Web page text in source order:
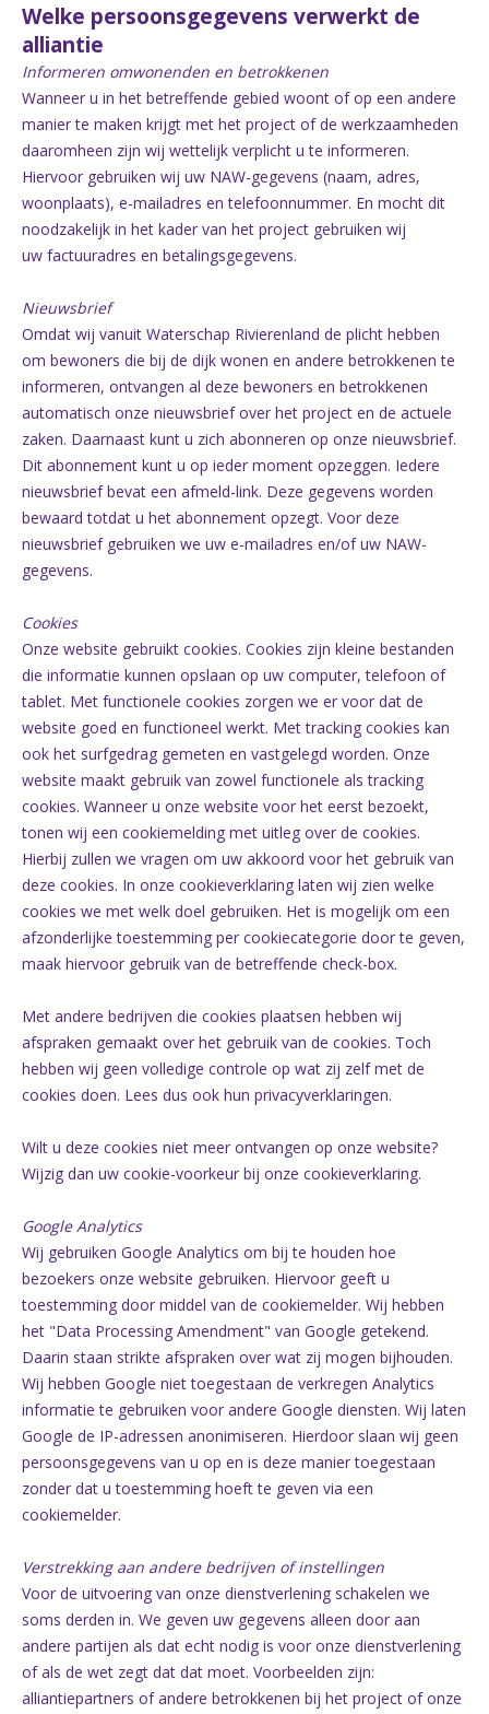
Welke persoonsgegevens verwerkt de
alliantie
Informeren omwonenden en betrokkenen
Wanneer u in het betreffende gebied woont of op een andere
manier te maken krijgt met het project of de werkzaamheden
daaromheen zijn wij wettelijk verplicht u te informeren.
Hiervoor gebruiken wij uw NAW-gegevens (naam, adres,
woonplaats), e-mailadres en telefoonnummer. En mocht dit
noodzakelijk in het kader van het project gebruiken wij
uw factuuradres en betalingsgegevens.
Nieuwsbrief
Omdat wij vanuit Waterschap Rivierenland de plicht hebben
om bewoners die bij de dijk wonen en andere betrokkenen te
informeren, ontvangen al deze bewoners en betrokkenen
automatisch onze nieuwsbrief over het project en de actuele
zaken. Daarnaast kunt u zich abonneren op onze nieuwsbrief.
Dit abonnement kunt u op ieder moment opzeggen. Iedere
nieuwsbrief bevat een afmeld-link. Deze gegevens worden
bewaard totdat u het abonnement opzegt. Voor deze
nieuwsbrief gebruiken we uw e-mailadres en/of uw NAW-
gegevens.
Cookies
Onze website gebruikt cookies. Cookies zijn kleine bestanden
die informatie kunnen opslaan op uw computer, telefoon of
tablet. Met functionele cookies zorgen we er voor dat de
website goed en functioneel werkt. Met tracking cookies kan
ook het surfgedrag gemeten en vastgelegd worden. Onze
website maakt gebruik van zowel functionele als tracking
cookies. Wanneer u onze website voor het eerst bezoekt,
tonen wij een cookiemelding met uitleg over de cookies.
Hierbij zullen we vragen om uw akkoord voor het gebruik van
deze cookies. In onze cookieverklaring laten wij zien welke
cookies we met welk doel gebruiken. Het is mogelijk om een
afzonderlijke toestemming per cookiecategorie door te geven,
maak hiervoor gebruik van de betreffende check-box.
Met andere bedrijven die cookies plaatsen hebben wij
afspraken gemaakt over het gebruik van de cookies. Toch
hebben wij geen volledige controle op wat zij zelf met de
cookies doen. Lees dus ook hun privacyverklaringen.
Wilt u deze cookies niet meer ontvangen op onze website?
Wijzig dan uw cookie-voorkeur bij onze cookieverklaring.
Google Analytics
Wij gebruiken Google Analytics om bij te houden hoe
bezoekers onze website gebruiken. Hiervoor geeft u
toestemming door middel van de cookiemelder. Wij hebben
het "Data Processing Amendment" van Google getekend.
Daarin staan strikte afspraken over wat zij mogen bijhouden.
Wij hebben Google niet toegestaan de verkregen Analytics
informatie te gebruiken voor andere Google diensten. Wij laten
Google de IP-adressen anonimiseren. Hierdoor slaan wij geen
persoonsgegevens van u op en is deze manier toegestaan
zonder dat u toestemming hoeft te geven via een
cookiemelder.
Verstrekking aan andere bedrijven of instellingen
Voor de uitvoering van onze dienstverlening schakelen we
soms derden in. We geven uw gegevens alleen door aan
andere partijen als dat echt nodig is voor onze dienstverlening
of als de wet zegt dat dat moet. Voorbeelden zijn:
alliantiepartners of andere betrokkenen bij het project of onze